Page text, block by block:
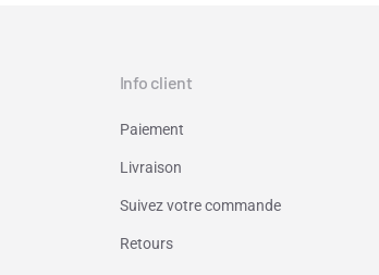
Info client
Paiement
Livraison
Suivez votre commande
Retours